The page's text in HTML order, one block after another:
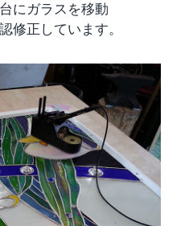
にガラスを移動
修正しています。